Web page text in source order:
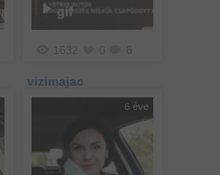
gif
1632 6
vizimajac
6 éve